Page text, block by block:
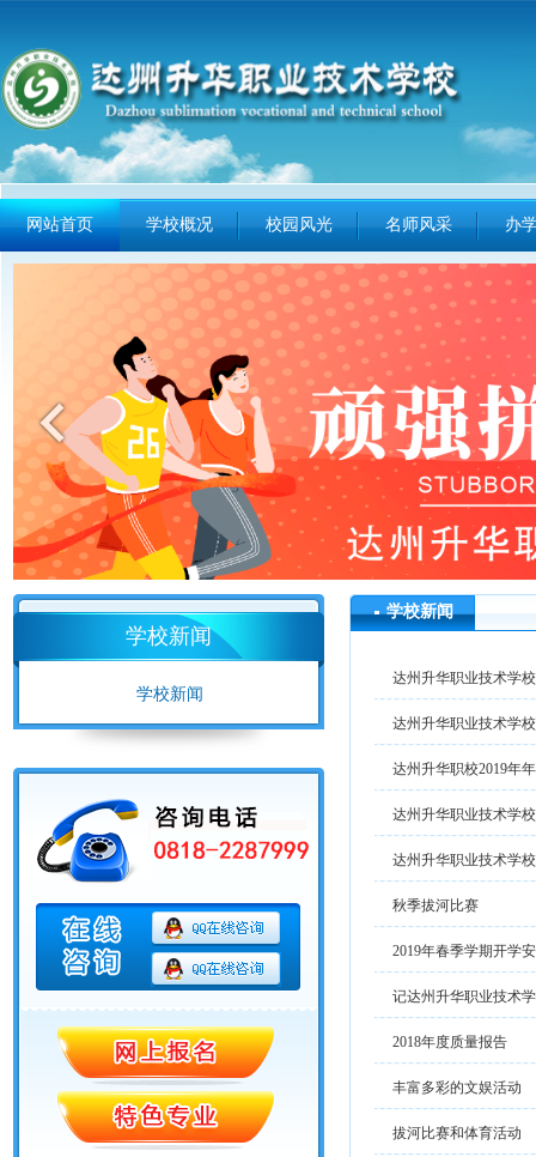
网站首页 学校概况 校园风光 名师风采 办
学校新闻
学校新闻
学校新闻
达州升华职业技术学
达州升华职业技术学
达州升华职校2019年
达州升华职业技术学
达州升华职业技术学
秋季拔河比赛
2019年春季学期开学
记达州升华职业技术
2018年度质量报告
丰富多彩的文娱活动
拔河比赛和体育活动